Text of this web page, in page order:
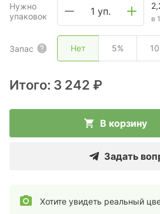
Нужно
упаковок
1 уп.
в
Запас Нет 5%
Итого: 3 242 ₽
В корзину
Задать
Хотите увидеть реальный